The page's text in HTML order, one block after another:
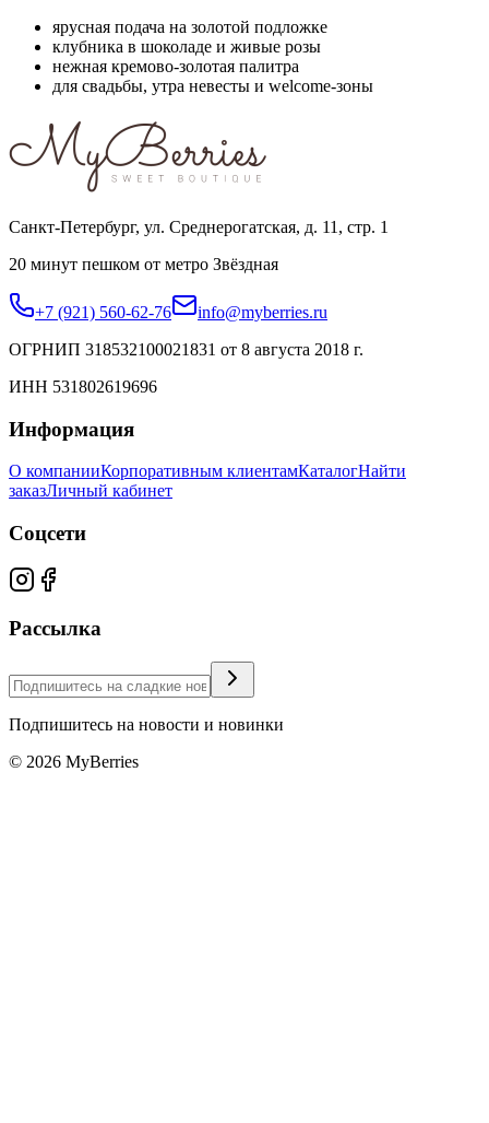
ярусная подача на золотой подложке
клубника в шоколаде и живые розы
нежная кремово-золотая палитра
для свадьбы, утра невесты и welcome-зоны
Санкт-Петербург, ул. Среднерогатская, д. 11, стр. 1
20 минут пешком от метро Звёздная
+7 (921) 560-62-76
info@myberries.ru
ОГРНИП 318532100021831 от 8 августа 2018 г.
ИНН 531802619696
Информация
О компанииКорпоративным клиентамКаталогНайти
заказЛичный кабинет
Соцсети
Рассылка
Подпишитесь на новости и новинки
© 2026 MyBerries